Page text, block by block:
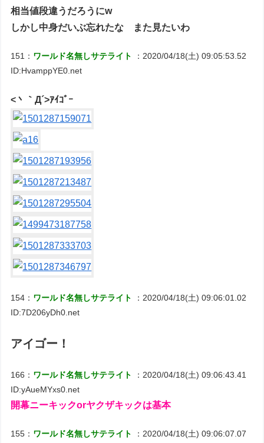
相当値段違うだろうにw
しかし中身だいぶ忘れたな また見たいわ
151： ワールド名無しサテライト
：2020/04/18(土) 09:05:53.52
ID:HvamppYE0.net
<丶｀Д´>ｱｲｺﾞｰ
154： ワールド名無しサテライト
：2020/04/18(土) 09:06:01.02
ID:7D206yDh0.net
アイゴー！
166： ワールド名無しサテライト
：2020/04/18(土) 09:06:43.41
ID:yAueMYxs0.net
開幕ニーキックorヤクザキックは基本
155： ワールド名無しサテライト
：2020/04/18(土) 09:06:07.07